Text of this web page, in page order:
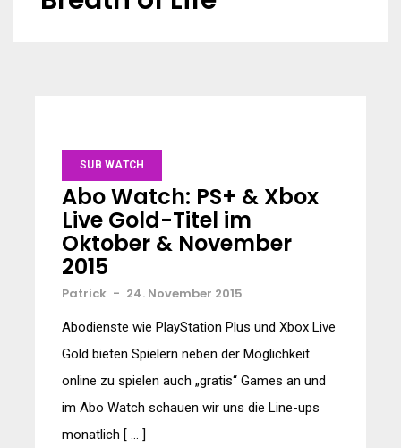
SUB WATCH
Abo Watch: PS+ & Xbox
Live Gold-Titel im
Oktober & November
2015
Patrick - 24. November 2015
Abodienste wie PlayStation Plus und Xbox Live
Gold bieten Spielern neben der Möglichkeit
online zu spielen auch „gratis“ Games an und
im Abo Watch schauen wir uns die Line-ups
monatlich [ … ]